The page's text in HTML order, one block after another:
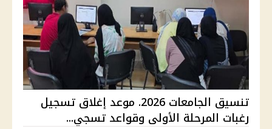
تنسيق الجامعات 2026. موعد إغلاق تسجيل
رغبات المرحلة الأولى وقواعد تسجي...